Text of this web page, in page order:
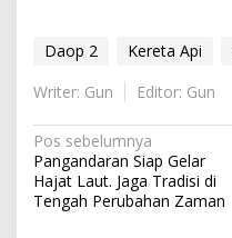
Daop 2 Kereta Api
Writer: Gun
Editor: Gun
Navigasi
pos
Pos sebelumnya
Pangandaran Siap Gelar
Hajat Laut. Jaga Tradisi di
Tengah Perubahan Zaman